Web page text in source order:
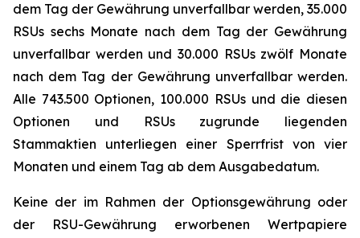
dem Tag der Gewährung unverfallbar werden, 35.000
RSUs sechs Monate nach dem Tag der Gewährung
unverfallbar werden und 30.000 RSUs zwölf Monate
nach dem Tag der Gewährung unverfallbar werden.
Alle 743.500 Optionen, 100.000 RSUs und die diesen
Optionen und RSUs zugrunde liegenden
Stammaktien unterliegen einer Sperrfrist von vier
Monaten und einem Tag ab dem Ausgabedatum.
Keine der im Rahmen der Optionsgewährung oder
der RSU-Gewährung erworbenen Wertpapiere